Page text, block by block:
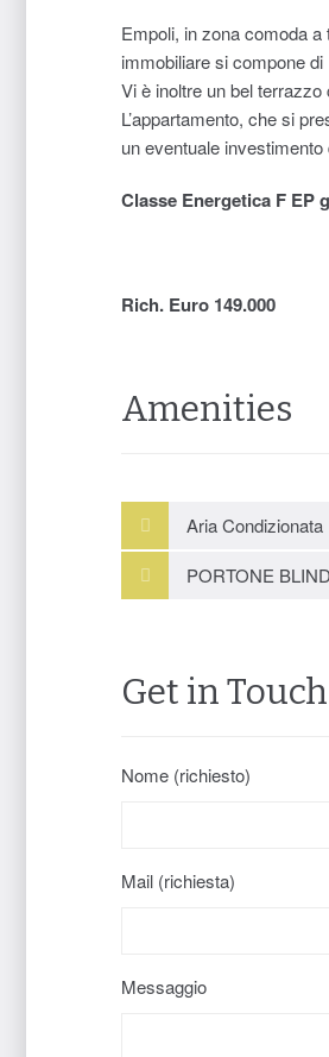
Empoli, in zona comoda
immobiliare si compone
Vi è inoltre un bel
L’appartamento, che si
un eventuale
Classe Energetica F EP
Rich. Euro 149.000
Amenities
Aria Condizionata
PORTONE
Get in Touch
Nome (richiesto)
Mail (richiesta)
Messaggio